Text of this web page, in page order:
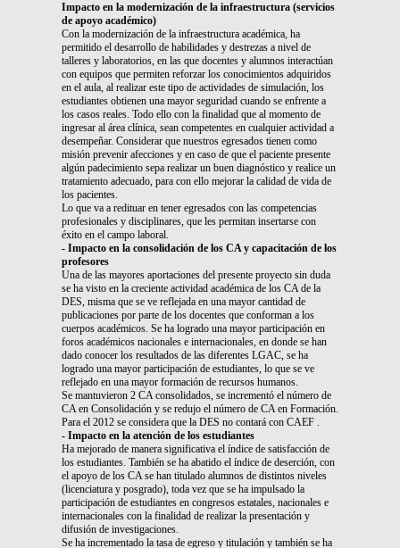
Impacto en la modernización de la infraestructura (servicios
de apoyo académico)
Con la modernización de la infraestructura académica, ha
permitido el desarrollo de habilidades y destrezas a nivel de
talleres y laboratorios, en las que docentes y alumnos interactúan
con equipos que permiten reforzar los conocimientos adquiridos
en el aula, al realizar este tipo de actividades de simulación, los
estudiantes obtienen una mayor seguridad cuando se enfrente a
los casos reales. Todo ello con la finalidad que al momento de
ingresar al área clínica, sean competentes en cualquier actividad a
desempeñar. Considerar que nuestros egresados tienen como
misión prevenir afecciones y en caso de que el paciente presente
algún padecimiento sepa realizar un buen diagnóstico y realice un
tratamiento adecuado, para con ello mejorar la calidad de vida de
los pacientes.
Lo que va a redituar en tener egresados con las competencias
profesionales y disciplinares, que les permitan insertarse con
éxito en el campo laboral.
- Impacto en la consolidación de los CA y capacitación de los
profesores
Una de las mayores aportaciones del presente proyecto sin duda
se ha visto en la creciente actividad académica de los CA de la
DES, misma que se ve reflejada en una mayor cantidad de
publicaciones por parte de los docentes que conforman a los
cuerpos académicos. Se ha logrado una mayor participación en
foros académicos nacionales e internacionales, en donde se han
dado conocer los resultados de las diferentes LGAC, se ha
logrado una mayor participación de estudiantes, lo que se ve
reflejado en una mayor formación de recursos humanos.
Se mantuvieron 2 CA consolidados, se incrementó el número de
CA en Consolidación y se redujo el número de CA en Formación.
Para el 2012 se considera que la DES no contará con CAEF .
- Impacto en la atención de los estudiantes
Ha mejorado de manera significativa el índice de satisfacción de
los estudiantes. También se ha abatido el índice de deserción, con
el apoyo de los CA se han titulado alumnos de distintos niveles
(licenciatura y posgrado), toda vez que se ha impulsado la
participación de estudiantes en congresos estatales, nacionales e
internacionales con la finalidad de realizar la presentación y
difusión de investigaciones.
Se ha incrementado la tasa de egreso y titulación y también se ha